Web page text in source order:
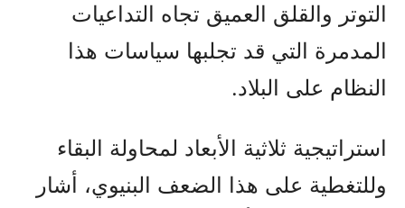
التوتر والقلق العميق تجاه التداعيات
المدمرة التي قد تجلبها سياسات هذا
النظام على البلاد.
استراتيجية ثلاثية الأبعاد لمحاولة البقاء
وللتغطية على هذا الضعف البنيوي، أشار